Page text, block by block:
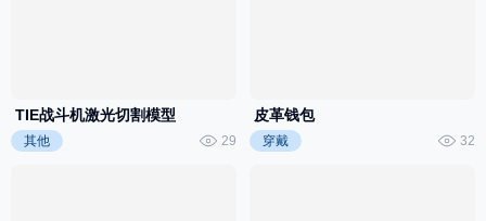
TIE战斗机激光切割模型
其他 29
皮革钱包
穿戴 32